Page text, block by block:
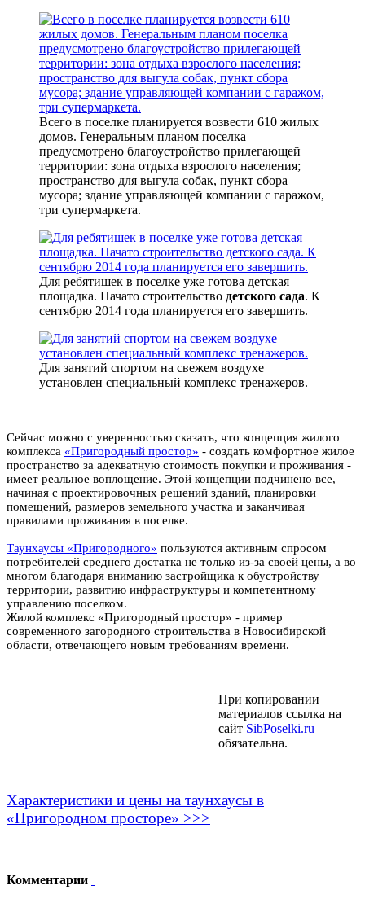
Всего в поселке планируется возвести 610 жилых
домов. Генеральным планом поселка
предусмотрено благоустройство прилегающей
территории: зона отдыха взрослого населения;
пространство для выгула собак, пункт сбора
мусора; здание управляющей компании с гаражом,
три супермаркета.
Для ребятишек в поселке уже готова детская
площадка. Начато строительство детского сада. К
сентябрю 2014 года планируется его завершить.
Для занятий спортом на свежем воздухе
установлен специальный комплекс тренажеров.
Сейчас можно с уверенностью сказать, что концепция жилого
комплекса «Пригородный простор» - создать комфортное жилое
пространство за адекватную стоимость покупки и проживания -
имеет реальное воплощение. Этой концепции подчинено все,
начиная с проектировочных решений зданий, планировки
помещений, размеров земельного участка и заканчивая
правилами проживания в поселке.
Таунхаусы «Пригородного» пользуются активным спросом
потребителей среднего достатка не только из-за своей цены, а во
многом благодаря вниманию застройщика к обустройству
территории, развитию инфраструктуры и компетентному
управлению поселком.
Жилой комплекс «Пригородный простор» - пример
современного загородного строительства в Новосибирской
области, отвечающего новым требованиям времени.
При копировании
материалов ссылка на
сайт SibPoselki.ru
обязательна.
Характеристики и цены на таунхаусы в
«Пригородном просторе» >>>
Комментарии